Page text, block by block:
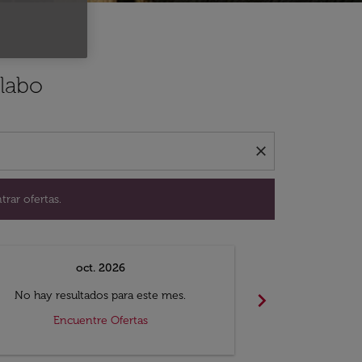
close
ofertas.
para encontrar ofertas.
oct. 2026
No hay resultados para este mes.
Encuentre Ofertas
chevron_right